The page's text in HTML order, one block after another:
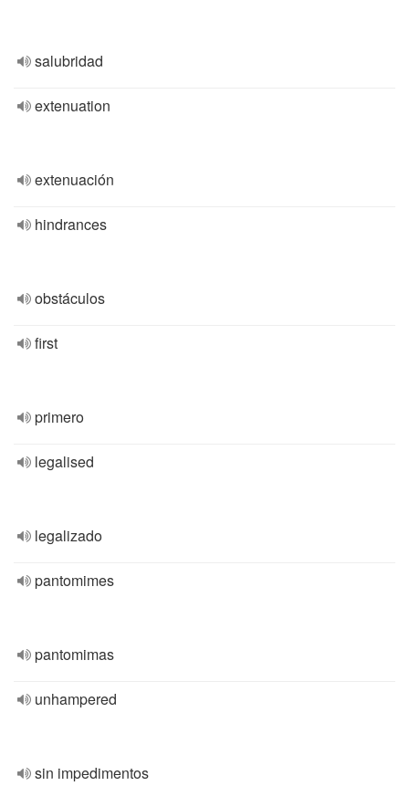
salubridad
extenuation
extenuación
hindrances
obstáculos
first
primero
legalised
legalizado
pantomimes
pantomimas
unhampered
sin impedimentos